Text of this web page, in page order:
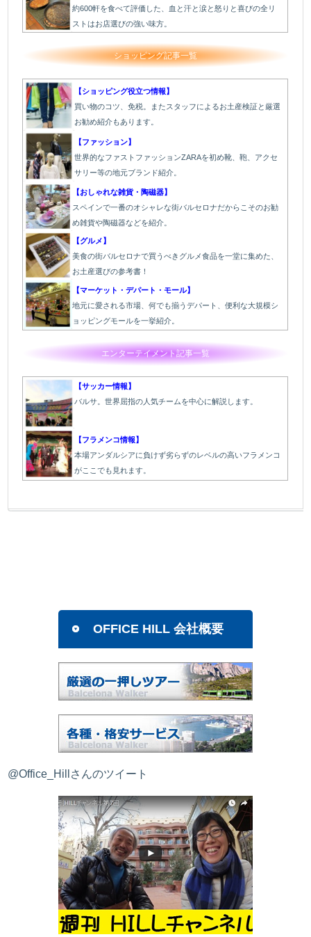
約600軒を食べて評価した、血と汗と涙と怒りと喜びの全リ
ストはお店選びの強い味方。
ショッピング記事一覧
【ショッピング役立つ情報】
買い物のコツ、免税。またスタッフによるお土産検証と厳選
お勧め紹介もあります。
【ファッション】
世界的なファストファッションZARAを初め靴、鞄、アクセ
サリー等の地元ブランド紹介。
【おしゃれな雑貨・陶磁器】
スペインで一番のオシャレな街バルセロナだからこそのお勧
め雑貨や陶磁器などを紹介。
【グルメ】
美食の街バルセロナで買うべきグルメ食品を一堂に集めた、
お土産選びの参考書！
【マーケット・デパート・モール】
地元に愛される市場、何でも揃うデパート、便利な大規模シ
ョッピングモールを一挙紹介。
エンターテイメント記事一覧
【サッカー情報】
バルサ。世界屈指の人気チームを中心に解説します。
【フラメンコ情報】
本場アンダルシアに負けず劣らずのレベルの高いフラメンコ
がここでも見れます。
OFFICE HILL 会社概要
@Office_Hillさんのツイート